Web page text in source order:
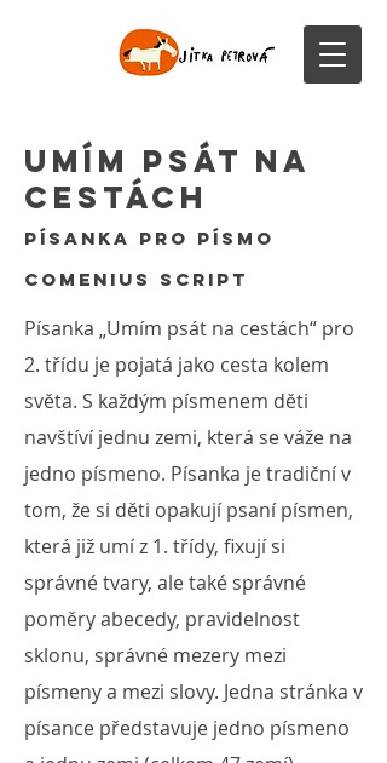
Umím psát na
cestách
písanka pro písmo
Comenius Script
Písanka „Umím psát na cestách“ pro
2. třídu je pojatá jako cesta kolem
světa. S každým písmenem děti
navštíví jednu zemi, která se váže na
jedno písmeno. Písanka je tradiční v
tom, že si děti opakují psaní písmen,
která již umí z 1. třídy, fixují si
správné tvary, ale také správné
poměry abecedy, pravidelnost
sklonu, správné mezery mezi
písmeny a mezi slovy. Jedna stránka v
písance představuje jedno písmeno